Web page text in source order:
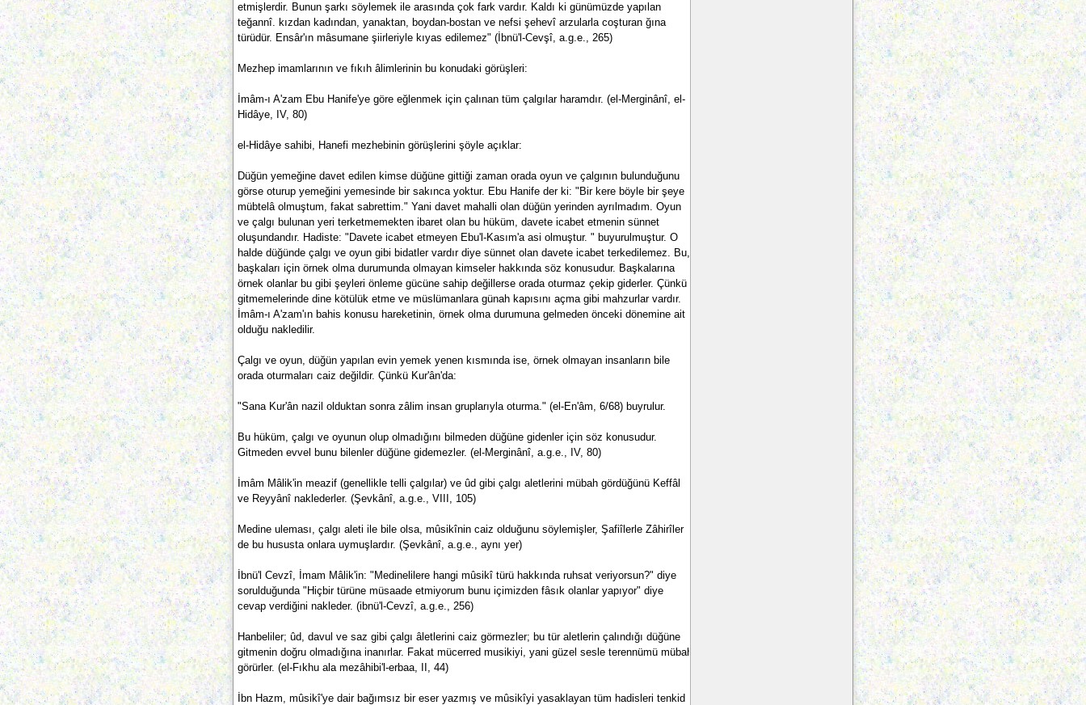
etmişlerdir. Bunun şarkı söylemek ile arasında çok fark vardır. Kaldı ki günümüzde yapılan
teğannî. kızdan kadından, yanaktan, boydan-bostan ve nefsi şehevî arzularla coşturan ğına
türüdür. Ensâr'ın mâsumane şiirleriyle kıyas edilemez" (İbnü'l-Cevşî, a.g.e., 265)
Mezhep imamlarının ve fıkıh âlimlerinin bu konudaki görüşleri:
İmâm-ı A'zam Ebu Hanife'ye göre eğlenmek için çalınan tüm çalgılar haramdır. (el-Merginânî, el-
Hidâye, IV, 80)
el-Hidâye sahibi, Hanefi mezhebinin görüşlerini şöyle açıklar:
Düğün yemeğine davet edilen kimse düğüne gittiği zaman orada oyun ve çalgının bulunduğunu
görse oturup yemeğini yemesinde bir sakınca yoktur. Ebu Hanife der ki: "Bir kere böyle bir şeye
mübtelâ olmuştum, fakat sabrettim." Yani davet mahalli olan düğün yerinden ayrılmadım. Oyun
ve çalgı bulunan yeri terketmemekten ibaret olan bu hüküm, davete icabet etmenin sünnet
oluşundandır. Hadiste: "Davete icabet etmeyen Ebu'l-Kasım'a asi olmuştur. " buyurulmuştur. O
halde düğünde çalgı ve oyun gibi bidatler vardır diye sünnet olan davete icabet terkedilemez. Bu,
başkaları için örnek olma durumunda olmayan kimseler hakkında söz konusudur. Başkalarına
örnek olanlar bu gibi şeyleri önleme gücüne sahip değillerse orada oturmaz çekip giderler. Çünkü
gitmemelerinde dine kötülük etme ve müslümanlara günah kapısını açma gibi mahzurlar vardır.
İmâm-ı A'zam'ın bahis konusu hareketinin, örnek olma durumuna gelmeden önceki dönemine ait
olduğu nakledilir.
Çalgı ve oyun, düğün yapılan evin yemek yenen kısmında ise, örnek olmayan insanların bile
orada oturmaları caiz değildir. Çünkü Kur'ân'da:
"Sana Kur'ân nazil olduktan sonra zâlim insan gruplarıyla oturma." (el-En'âm, 6/68) buyrulur.
Bu hüküm, çalgı ve oyunun olup olmadığını bilmeden düğüne gidenler için söz konusudur.
Gitmeden evvel bunu bilenler düğüne gidemezler. (el-Merginânî, a.g.e., IV, 80)
İmâm Mâlik'in meazif (genellikle telli çalgılar) ve ûd gibi çalgı aletlerini mübah gördüğünü Keffâl
ve Reyyânî naklederler. (Şevkânî, a.g.e., VIII, 105)
Medine uleması, çalgı aleti ile bile olsa, mûsikînin caiz olduğunu söylemişler, Şafiîlerle Zâhirîler
de bu hususta onlara uymuşlardır. (Şevkânî, a.g.e., aynı yer)
İbnü'l Cevzî, İmam Mâlik'in: "Medinelilere hangi mûsikî türü hakkında ruhsat veriyorsun?" diye
sorulduğunda "Hiçbir türüne müsaade etmiyorum bunu içimizden fâsık olanlar yapıyor" diye
cevap verdiğini nakleder. (ibnü'l-Cevzî, a.g.e., 256)
Hanbeliler; ûd, davul ve saz gibi çalgı âletlerini caiz görmezler; bu tür aletlerin çalındığı düğüne
gitmenin doğru olmadığına inanırlar. Fakat mücerred musikiyi, yani güzel sesle terennümü mübah
görürler. (el-Fıkhu ala mezâhibi'l-erbaa, II, 44)
İbn Hazm, mûsikî'ye dair bağımsız bir eser yazmış ve mûsikîyi yasaklayan tüm hadisleri tenkid